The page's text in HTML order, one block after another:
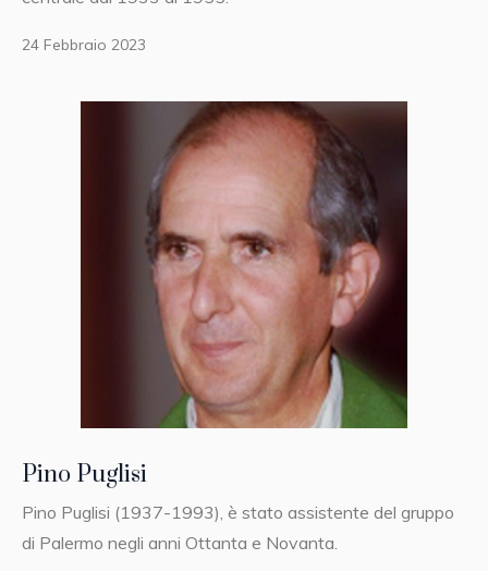
24 Febbraio 2023
Pino Puglisi
Pino Puglisi (1937-1993), è stato assistente del gruppo
di Palermo negli anni Ottanta e Novanta.